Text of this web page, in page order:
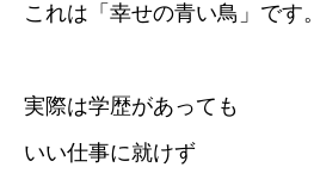
これは「幸せの青い鳥」です。
実際は学歴があっても
いい仕事に就けず